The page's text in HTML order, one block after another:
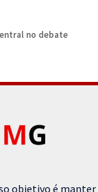
no debate
objetivo é manter